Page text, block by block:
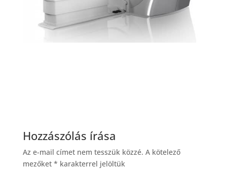
Hozzászólás írása
Az e-mail címet nem tesszük közzé. A kötelező
mezőket * karakterrel jelöltük